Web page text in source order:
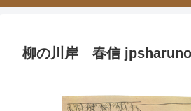
柳の川岸 春信